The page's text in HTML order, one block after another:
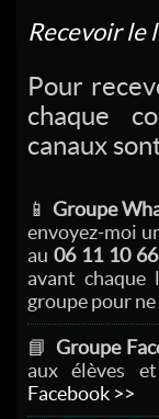
Recevoir le
Pour
chaque
canaux
📱 Groupe
envoyez-moi
au06 11 10
avant chaque
groupe pour
📘 Groupe
aux élèves
Facebook >>